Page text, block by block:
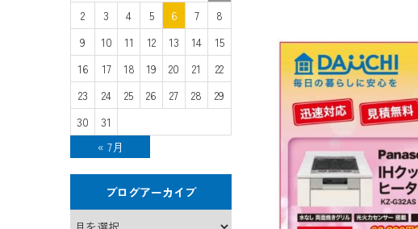
2
3 4 5 6 7
8
9
10 11 12 13 14
15
16
17 18 19 20 21
22
23
24 25 26 27 28
29
30
31
« 7月
ブログアーカイブ